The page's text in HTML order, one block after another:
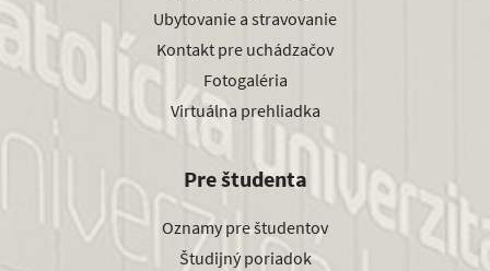
Ubytovanie a stravovanie
Kontakt pre uchádzačov
Fotogaléria
Virtuálna prehliadka
Pre študenta
Oznamy pre študentov
Študijný poriadok